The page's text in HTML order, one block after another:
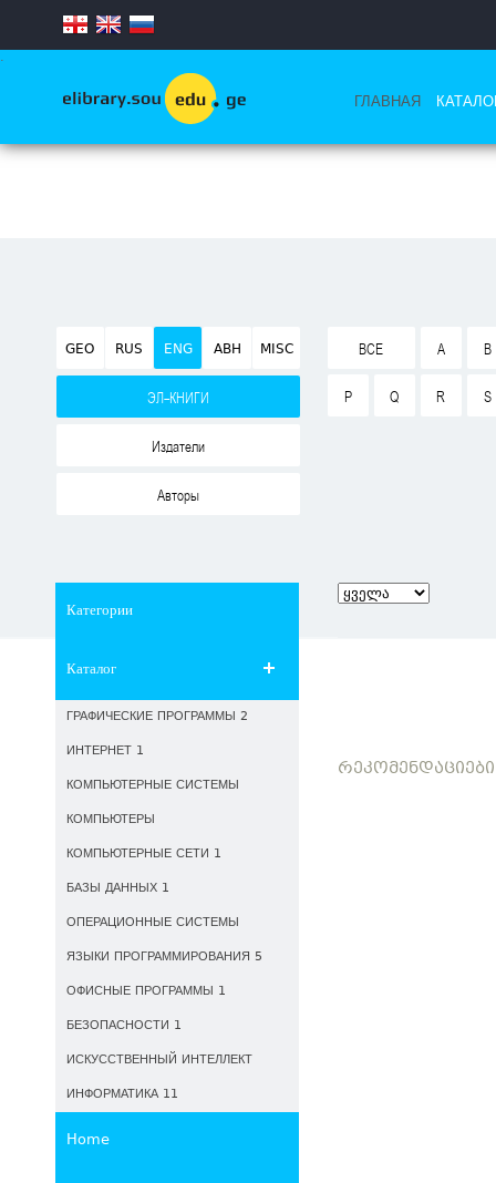
.
ГЛАВНАЯ
GEO RUS ENG ABH MISC
ЭЛ-КНИГИ
Издатели
Авторы
ВСЕ A B
P Q R S
Категории
Каталог
ГРАФИЧЕСКИЕ ПРОГРАММЫ 2
ИНТЕРНЕТ 1
КОМПЬЮТЕРНЫЕ СИСТЕМЫ
КОМПЬЮТЕРЫ
КОМПЬЮТЕРНЫЕ СЕТИ 1
БАЗЫ ДАННЫХ 1
ОПЕРАЦИОННЫЕ СИСТЕМЫ
ЯЗЫКИ ПРОГРАММИРОВАНИЯ 5
ОФИСНЫЕ ПРОГРАММЫ 1
БЕЗОПАСНОСТИ 1
ИСКУССТВЕННЫЙ ИНТЕЛЛЕКТ
ИНФОРМАТИКА 11
Home
ᲠᲔᲙᲝᲛᲔᲜᲓᲐᲪᲘᲔᲑᲘ